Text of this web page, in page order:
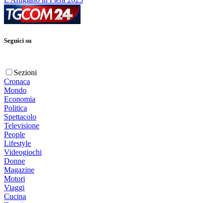
Seguici su
Sezioni
Cronaca
Mondo
Economia
Politica
Spettacolo
Televisione
People
Lifestyle
Videogiochi
Donne
Magazine
Motori
Viaggi
Cucina